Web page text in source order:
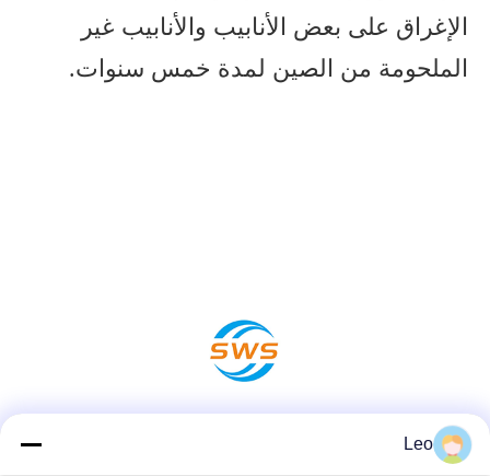
الإغراق على بعض الأنابيب والأنابيب غير
الملحومة من الصين لمدة خمس سنوات.
Leo